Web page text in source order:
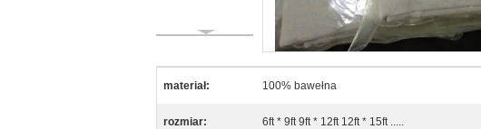
materiał: 100% bawełna
rozmiar: 6ft * 9ft 9ft * 12ft 12ft * 15ft .....